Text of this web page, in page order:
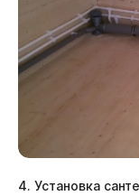
4. Установка